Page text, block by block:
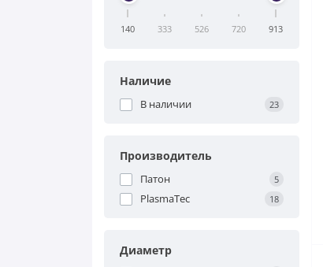
140 333 526 720 913
Наличие
В наличии 23
Производитель
Патон 5
PlasmaTec 18
Диаметр